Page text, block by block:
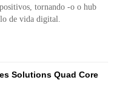
tornando -o o hub
de vida digital.
Solutions Quad Core